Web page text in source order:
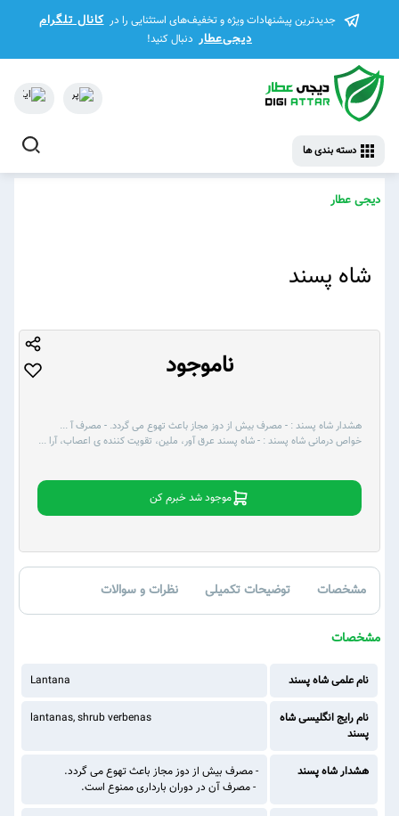
جدیدترین پیشنهادات ویژه و تخفیف‌های استثنایی را در کانال تلگرام
دیجی‌عطار دنبال کنید!
دسته بندی ها
دیجی عطار
شاه پسند
ناموجود
هشدار شاه پسند : - مصرف بیش از دوز مجاز باعث تهوع می گردد. - مصرف آ...
خواص درمانی شاه پسند : - شاه پسند عرق آور، ملین، تقویت کننده ی اعصاب، آرا ...
موجود شد خبرم کن
مشخصات توضیحات تکمیلی نظرات و سوالات
مشخصات
نام علمی شاه پسند Lantana
نام رایج انگلیسی شاه
پسند
lantanas, shrub verbenas
هشدار شاه پسند
- مصرف بیش از دوز مجاز باعث تهوع می گردد.
- مصرف آن در دوران بارداری ممنوع است.